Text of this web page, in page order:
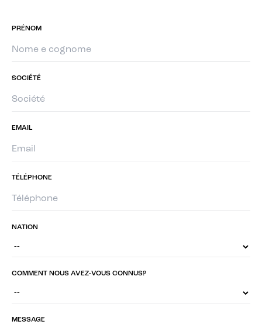
PRÉNOM
SOCIÉTÉ
EMAIL
TÉLÉPHONE
NATION
COMMENT NOUS AVEZ-VOUS CONNUS?
MESSAGE